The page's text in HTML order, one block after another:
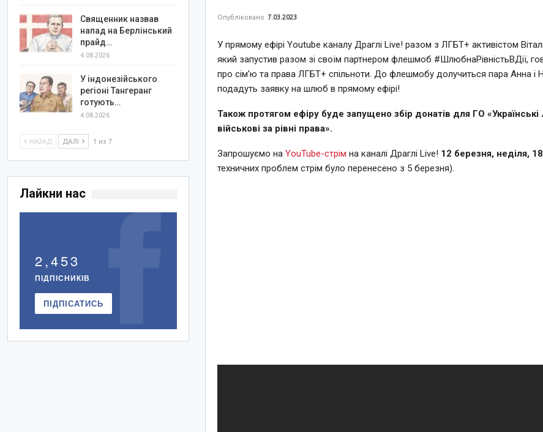
Опубліковано 7.03.2023
У прямому ефірі Youtube каналу Драглі Live! разом з ЛГБТ+ активістом
який запустив разом зі своїм партнером флешмоб #ШлюбнаРівністьВДії,
про сім’ю та права ЛГБТ+ спільноти. До флешмобу долучиться пара Анна і
подадуть заявку на шлюб в прямому ефірі!
Також протягом ефіру буде запущено збір донатів для ГО
військові за рівні права».
Запрошуємо наYouTube-стрім на каналі Драглі Live! 12 березня, неділя,
техничних проблем стрім було перенесено з 5 березня).
Священник назвав
напад на Берлінський
прайд…
4.08.2026
У індонезійського
регіоні Тангеранг
готують…
4.08.2026
НАЗАД ДАЛІ 1 из 7
Лайкни нас
2,453
ПІДПІСНИКІВ
ПІДПІСАТИСЬ